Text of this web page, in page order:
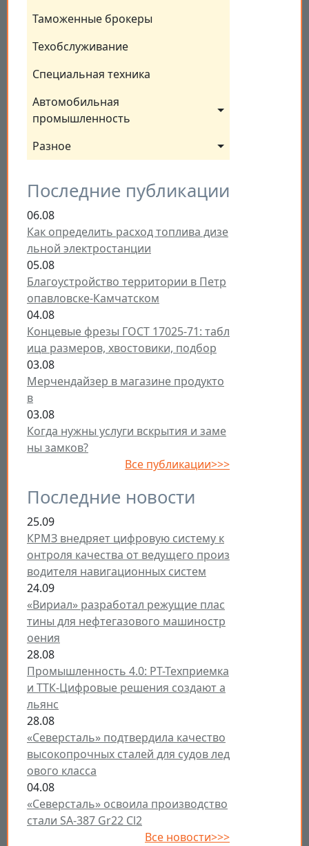
Таможенные брокеры
Техобслуживание
Специальная техника
Автомобильная
промышленность
Разное
Последние публикации
06.08
Как определить расход топлива дизе
льной электростанции
05.08
Благоустройство территории в Петр
опавловске-Камчатском
04.08
Концевые фрезы ГОСТ 17025-71: табл
ица размеров, хвостовики, подбор
03.08
Мерчендайзер в магазине продукто
в
03.08
Когда нужны услуги вскрытия и заме
ны замков?
Все публикации>>>
Последние новости
25.09
КРМЗ внедряет цифровую систему к
онтроля качества от ведущего произ
водителя навигационных систем
24.09
«Вириал» разработал режущие плас
тины для нефтегазового машиностр
оения
28.08
Промышленность 4.0: РТ-Техприемка
и ТТК-Цифровые решения создают а
льянс
28.08
«Северсталь» подтвердила качество
высокопрочных сталей для судов лед
ового класса
04.08
«Северсталь» освоила производство
стали SA-387 Gr22 Cl2
Все новости>>>